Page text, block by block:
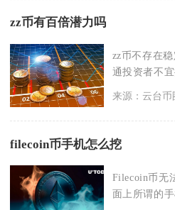
zz币有百倍潜力吗
zz币不存在
通投资者不
来源：云台币
filecoin币手机怎么挖
Filecoin币无
面上所谓的